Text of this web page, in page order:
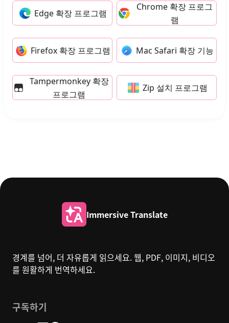
Edge 확장 프로그램
Chrome 확장 프로그
램
Firefox 확장 프로그램 Mac Safari 확장 기능
Tampermonkey 확장
프로그램
Zip 설치 프로그램
Immersive Translate
경계를 넘어, 더 자유롭게 읽으세요. 웹, PDF, 이미지, 비디오
를 원활하게 번역하세요.
구독하기